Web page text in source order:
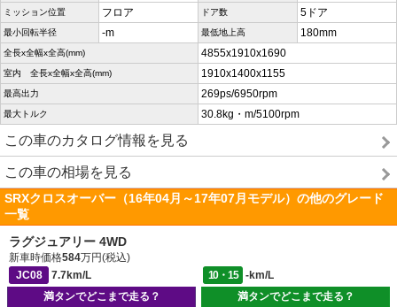
ミッション位置 フロア ドア数 5ドア
最小回転半径 -m 最低地上高 180mm
全長x全幅x全高(mm) 4855x1910x1690
室内 全長x全幅x全高(mm) 1910x1400x1155
最高出力 269ps/6950rpm
最大トルク 30.8kg・m/5100rpm
この車のカタログ情報を見る
この車の相場を見る
SRXクロスオーバー（16年04月～17年07月モデル）の他のグレード
一覧
ラグジュアリー 4WD
新車時価格584万円(税込)
JC08
7.7km/L 10・15
-km/L
満タンでどこまで走る？
満タンでどこまで走る？